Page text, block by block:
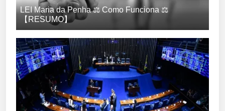
LEI Maria da Penha ⚖️ Como Funciona ⚖️
【RESUMO】